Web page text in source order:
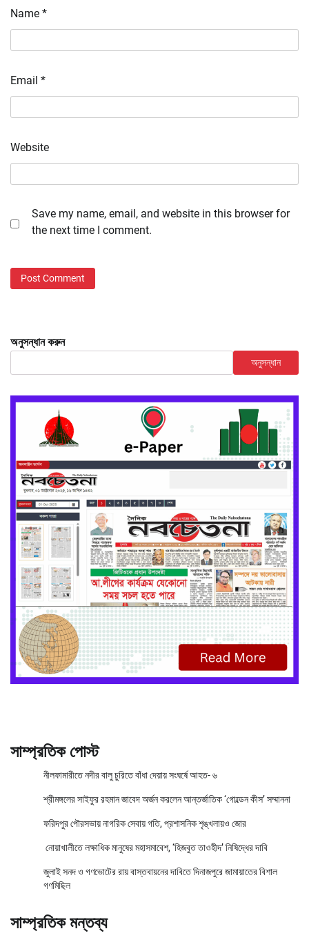
Name *
Email *
Website
Save my name, email, and website in this browser for
the next time I comment.
অনুসন্ধান করুন
অনুসন্ধান
সাম্প্রতিক পোস্ট
নীলফামারীতে নদীর বালু চুরিতে বাঁধা দেয়ায় সংঘর্ষে আহত- ৬
শ্রীমঙ্গলের সাইফুর রহমান জাবেদ অর্জন করলেন আন্তর্জাতিক ‘গোল্ডেন কীস’ সম্মাননা
ফরিদপুর পৌরসভায় নাগরিক সেবায় গতি, প্রশাসনিক শৃঙ্খলায়ও জোর
নোয়াখালীতে লক্ষাধিক মানুষের মহাসমাবেশ, ‘হিজবুত তাওহীদ’ নিষিদ্ধের দাবি
জুলাই সনদ ও গণভোটের রায় বাস্তবায়নের দাবিতে দিনাজপুরে জামায়াতের বিশাল
গণমিছিল
সাম্প্রতিক মন্তব্য